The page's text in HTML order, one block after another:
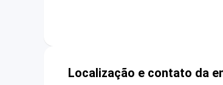
Localização e contato da